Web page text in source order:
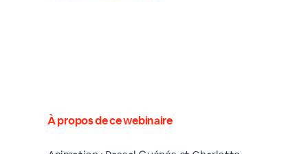
À propos de ce webinaire